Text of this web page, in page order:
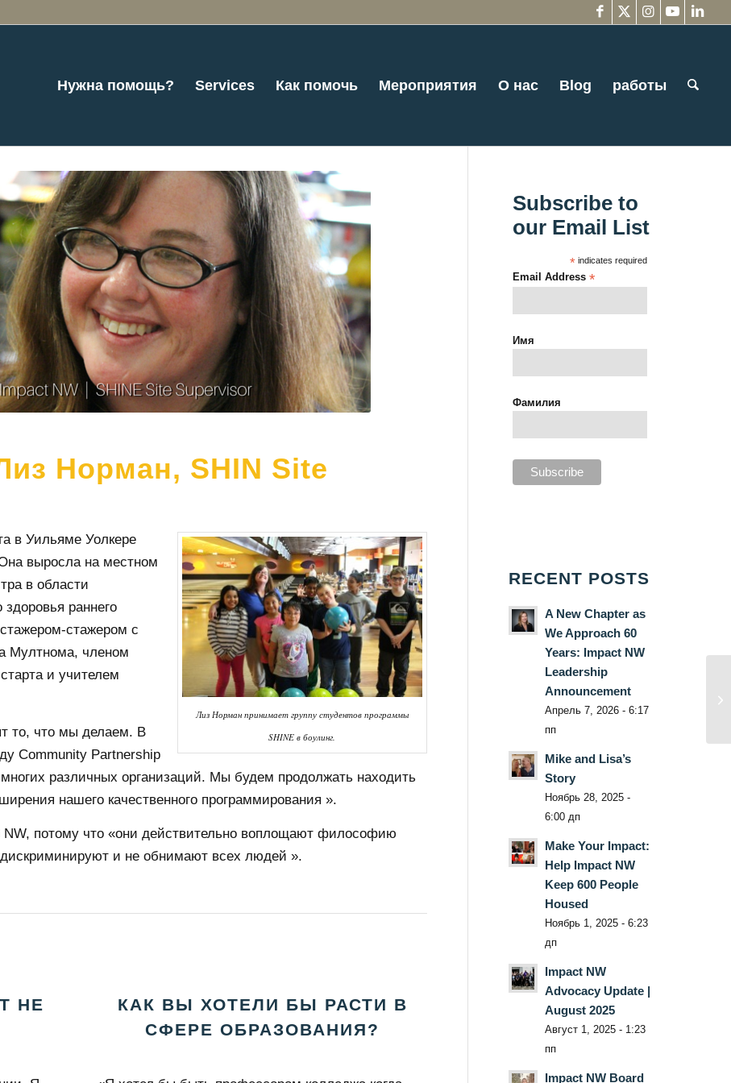
Нужна помощь? Services Как помочь Мероприятия О нас Blog работы
Норман, SHIN Site
Лиз Норман принимает группу студентов программы
SHINE в боулинг.
в Уильяме Уолкере
выросла на местном
в области
раннего
стажером с
Мултнома, членом
и учителем
то, что мы делаем. В
Community Partnership
различных организаций. Мы будем продолжать находить
нашего качественного программирования ».
NW, потому что «они действительно воплощают философию
и не обнимают всех людей ».
НЕ
КАК ВЫ ХОТЕЛИ БЫ РАСТИ В
СФЕРЕ ОБРАЗОВАНИЯ?
Subscribe to
our Email List
* indicates required
Email Address*
Имя
Фамилия
RECENT POSTS
A New Chapter as
We Approach 60
Years: Impact NW
Leadership
Announcement
Апрель 7, 2026 - 6:17
пп
Mike and Lisa’s
Story
Ноябрь 28, 2025 -
6:00 дп
Make Your Impact:
Help Impact NW
Keep 600 People
Housed
Ноябрь 1, 2025 - 6:23
дп
Impact NW
Advocacy Update |
August 2025
Август 1, 2025 - 1:23
пп
Impact NW Board